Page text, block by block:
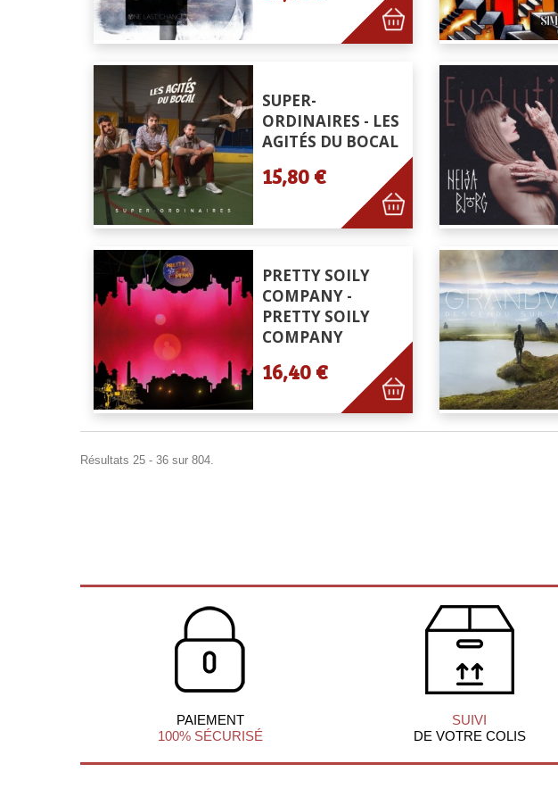
SUPER-
ORDINAIRES - LES
AGITÉS DU BOCAL
15,80 €
PRETTY SOILY
COMPANY -
PRETTY SOILY
COMPANY
16,40 €
Résultats 25 - 36 sur 804.
PAIEMENT
100% SÉCURISÉ
SUIVI
DE VOTRE COLIS